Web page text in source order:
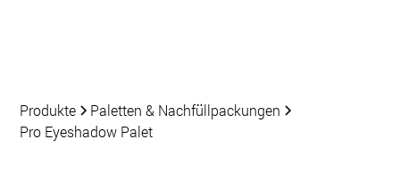
Produkte
Paletten & Nachfüllpackungen
Pro Eyeshadow Palet